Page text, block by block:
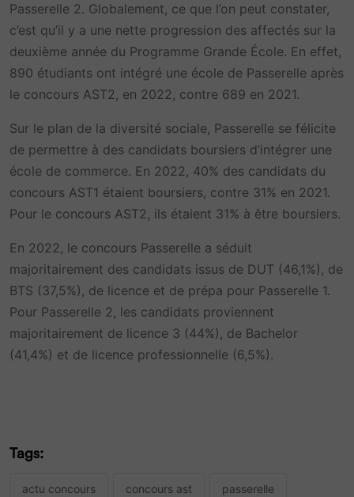
Passerelle 2. Globalement, ce que l’on peut constater,
c’est qu’il y a une nette progression des affectés sur la
deuxième année du Programme Grande École. En effet,
890 étudiants ont intégré une école de Passerelle après
le concours AST2, en 2022, contre 689 en 2021.
Sur le plan de la diversité sociale, Passerelle se félicite
de permettre à des candidats boursiers d’intégrer une
école de commerce. En 2022, 40% des candidats du
concours AST1 étaient boursiers, contre 31% en 2021.
Pour le concours AST2, ils étaient 31% à être boursiers.
En 2022, le concours Passerelle a séduit
majoritairement des candidats issus de DUT (46,1%), de
BTS (37,5%), de licence et de prépa pour Passerelle 1.
Pour Passerelle 2, les candidats proviennent
majoritairement de licence 3 (44%), de Bachelor
(41,4%) et de licence professionnelle (6,5%).
Tags:
actu concours concours ast passerelle